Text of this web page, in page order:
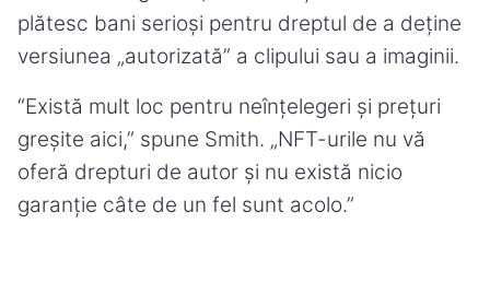
plătesc bani serioși pentru dreptul de a deține
versiunea „autorizată” a clipului sau a imaginii.
“Există mult loc pentru neînțelegeri și prețuri
greșite aici,” spune Smith. „NFT-urile nu vă
oferă drepturi de autor și nu există nicio
garanție câte de un fel sunt acolo.”